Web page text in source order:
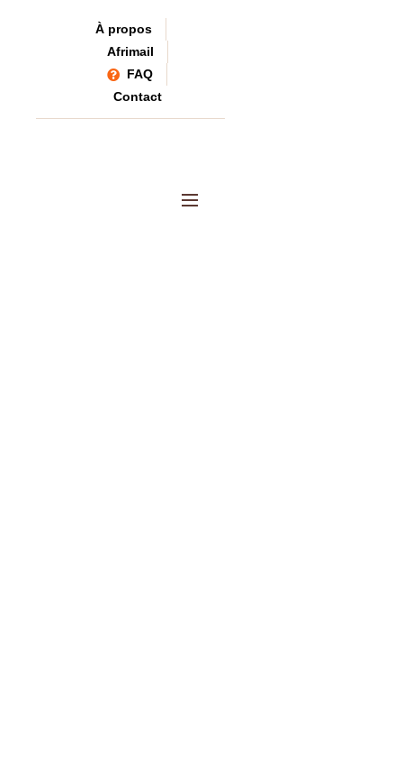
À propos
Afrimail
FAQ
Contact